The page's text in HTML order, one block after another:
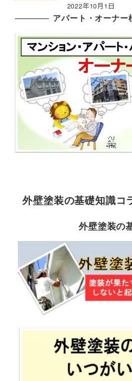
2022年10月1日
アパート・オーナー
外壁塗装の基礎知識コ
外壁塗装の